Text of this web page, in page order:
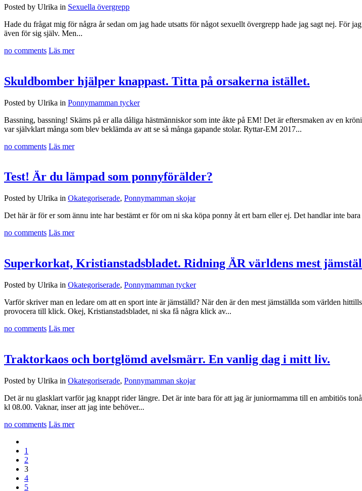
Posted by Ulrika in Sexuella övergrepp
Hade du frågat mig för några år sedan om jag hade utsatts för något sexuellt övergrepp hade jag sagt nej. För
även för sig själv. Men...
no comments Läs mer
Skuldbomber hjälper knappast. Titta på orsakerna istället.
Posted by Ulrika in Ponnymamman tycker
Bassning, bassning! Skäms på er alla dåliga hästmänniskor som inte åkte på EM! Det är eftersmaken av en
var självklart många som blev beklämda av att se så många gapande stolar. Ryttar-EM 2017...
no comments Läs mer
Test! Är du lämpad som ponnyförälder?
Posted by Ulrika in Okategoriserade, Ponnymamman skojar
Det här är för er som ännu inte har bestämt er för om ni ska köpa ponny åt ert barn eller ej. Det handlar inte
no comments Läs mer
Superkorkat, Kristianstadsbladet. Ridning ÄR världens mest
Posted by Ulrika in Okategoriserade, Ponnymamman tycker
Varför skriver man en ledare om att en sport inte är jämställd? När den är den mest jämställda som världen
provocera till klick. Okej, Kristianstadsbladet, ni ska få några klick av...
no comments Läs mer
Traktorkaos och bortglömd avelsmärr. En vanlig dag i mitt liv.
Posted by Ulrika in Okategoriserade, Ponnymamman skojar
Det är nu glasklart varför jag knappt rider längre. Det är inte bara för att jag är juniormamma till en ambitiös
kl 08.00. Vaknar, inser att jag inte behöver...
no comments Läs mer
1
2
3
4
5